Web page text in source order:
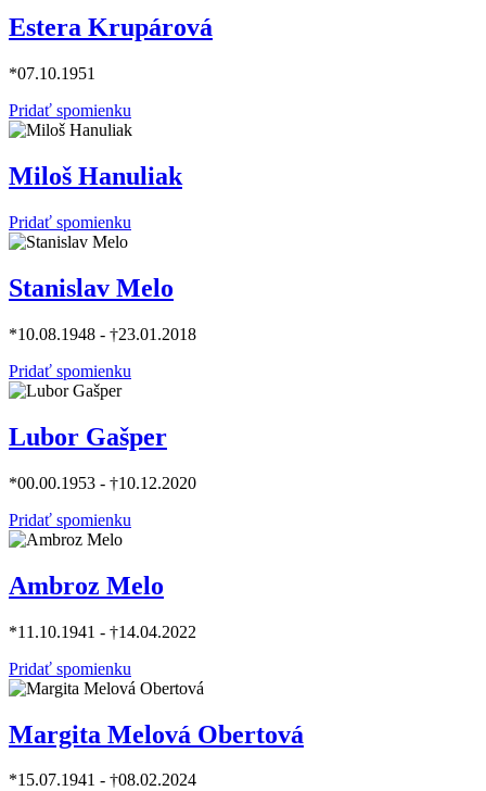
Estera Krupárová
*07.10.1951
Pridať spomienku
Miloš Hanuliak
Pridať spomienku
Stanislav Melo
*10.08.1948 - †23.01.2018
Pridať spomienku
Lubor Gašper
*00.00.1953 - †10.12.2020
Pridať spomienku
Ambroz Melo
*11.10.1941 - †14.04.2022
Pridať spomienku
Margita Melová Obertová
*15.07.1941 - †08.02.2024